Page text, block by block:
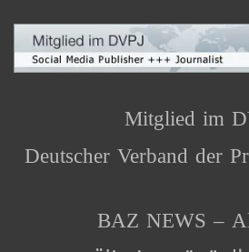
Mitglied im
Deutscher Verband der
© 2026 BAZ NEWS